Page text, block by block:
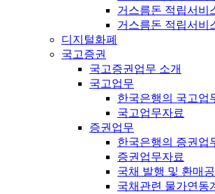
거스름돈 적립서비
거스름돈 적립서비
디지털화폐
국고증권
국고증권업무 소개
국고업무
한국은행의 국고업
국고업무자료
증권업무
한국은행의 증권업
증권업무자료
국채 발행 및 환매
국채관련 물가연동